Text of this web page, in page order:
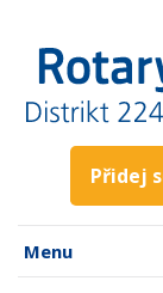
Přidej
Menu